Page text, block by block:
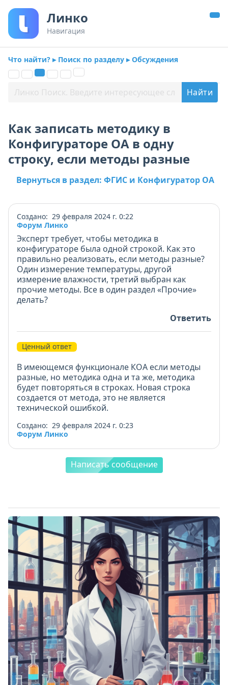
Линко
Навигация
Что найти? ▸ Поиск по разделу ▸ Обсуждения
Как записать методику в
Конфигураторе ОА в одну
строку, если методы разные
Вернуться в раздел: ФГИС и Конфигуратор ОА
Создано: 29 февраля 2024 г. 0:22
Форум Линко
Эксперт требует, чтобы методика в
конфигураторе была одной строкой. Как это
правильно реализовать, если методы разные?
Один измерение температуры, другой
измерение влажности, третий выбран как
прочие методы. Все в один раздел «Прочие»
делать?
Ответить
Ценный ответ
В имеющемся функционале КОА если методы
разные, но методика одна и та же, методика
будет повторяться в строках. Новая строка
создается от метода, это не является
технической ошибкой.
Создано: 29 февраля 2024 г. 0:23
Форум Линко
Написать сообщение